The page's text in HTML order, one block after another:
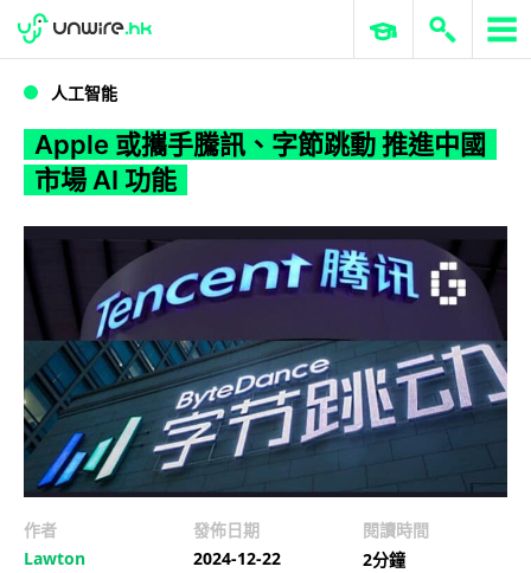
WWDC 2026 ERP 與商業 AI
人工智能
Apple 或攜手騰訊、字節跳動 推進中國
市場 AI 功能
作者
Lawton
發佈日期
2024-12-22
閱讀時間
2分鐘